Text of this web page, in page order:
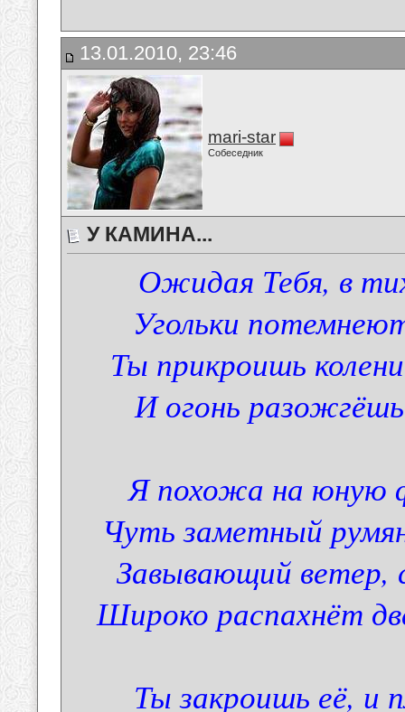
13.01.2010, 23:46
mari-star
Собеседник
У КАМИНА...
Ожидая Тебя, в
Угольки
Ты прикроишь
И огонь
Я похожа на юную
Чуть заметный
Завывающий ветер,
Широко распахнёт
Ты закроишь её, и